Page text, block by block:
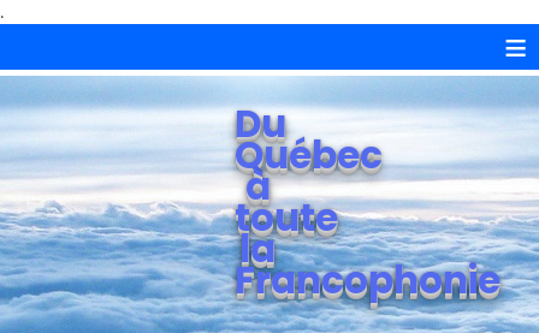
.
≡
Du
Québec
à
toute
la
Francophonie